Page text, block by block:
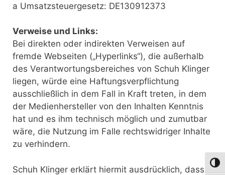
a Umsatzsteuergesetz: DE130912373
Verweise und Links:
Bei direkten oder indirekten Verweisen auf
fremde Webseiten („Hyperlinks“), die außerhalb
des Verantwortungsbereiches von Schuh Klinger
liegen, würde eine Haftungsverpflichtung
ausschließlich in dem Fall in Kraft treten, in dem
der Medienhersteller von den Inhalten Kenntnis
hat und es ihm technisch möglich und zumutbar
wäre, die Nutzung im Falle rechtswidriger Inhalte
zu verhindern.
Schuh Klinger erklärt hiermit ausdrücklich, dass